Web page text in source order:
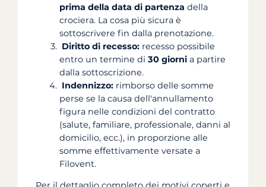
prima della data di partenza della
crociera. La cosa più sicura è
sottoscrivere fin dalla prenotazione.
Diritto di recesso: recesso possibile
entro un termine di 30 giorni a partire
dalla sottoscrizione.
Indennizzo: rimborso delle somme
perse se la causa dell'annullamento
figura nelle condizioni del contratto
(salute, familiare, professionale, danni al
domicilio, ecc.), in proporzione alle
somme effettivamente versate a
Filovent.